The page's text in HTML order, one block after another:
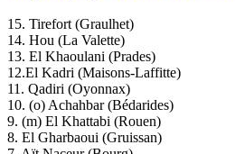
15. Tirefort (Graulhet)
14. Hou (La Valette)
13. El Khaoulani (Prades)
12.El Kadri (Maisons-Laffitte)
11. Qadiri (Oyonnax)
10. (o) Achahbar (Bédarides)
9. (m) El Khattabi (Rouen)
8. El Gharbaoui (Gruissan)